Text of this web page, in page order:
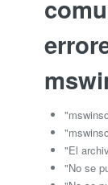
"El
"No se